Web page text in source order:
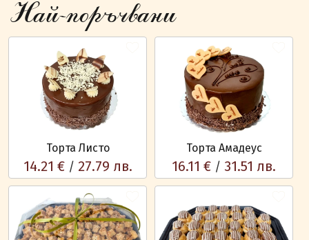
Най-поръчвани
Торта Листо
14.21 € / 27.79 лв.
Торта Амадеус
16.11 € / 31.51 лв.